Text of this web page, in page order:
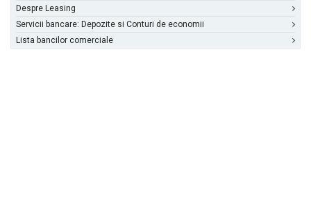
Despre Leasing
Servicii bancare: Depozite si Conturi de economii
Lista bancilor comerciale